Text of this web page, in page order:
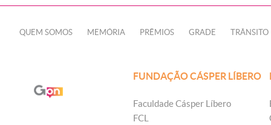
QUEM SOMOS MEMÓRIA PRÊMIOS GRADE TRÂNSITO
FUNDAÇÃO CÁSPER LÍBERO
Faculdade Cásper Líbero
FCL